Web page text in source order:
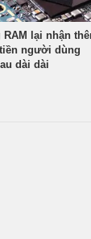
lại nhận
người dùng
dài dài